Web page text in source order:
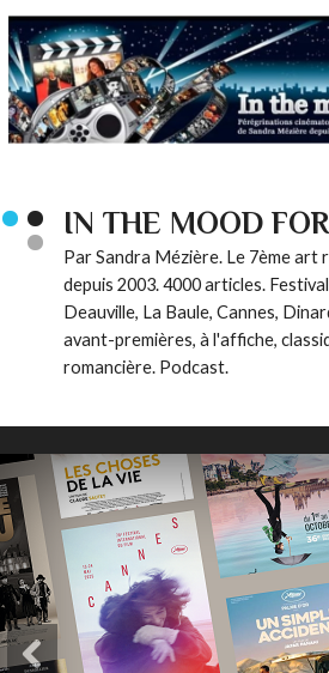
IN THE MOOD
Par Sandra Mézière. Le 7ème art
depuis 2003. 4000 articles.
Deauville, La Baule, Cannes,
avant-premières, à l'affiche,
romancière. Podcast.